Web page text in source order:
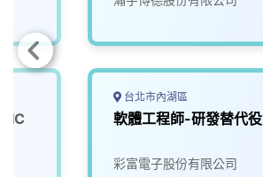
IC
台北市內湖區
軟體工程師-研發替代役
彩富電子股份有限公司